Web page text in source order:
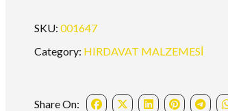
SKU:001647
Category: HIRDAVAT MALZEMESİ
Share On: